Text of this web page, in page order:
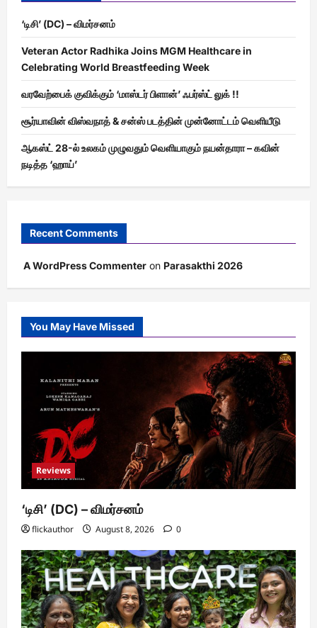
‘டிசி’ (DC) – விமர்சனம்
Veteran Actor Radhika Joins MGM Healthcare in
Celebrating World Breastfeeding Week
வரவேற்பைக் குவிக்கும் ‘மாஸ்டர் பிளான்’ ஃபர்ஸ்ட் லுக் !!
சூர்யாவின் விஸ்வநாத் & சன்ஸ் படத்தின் முன்னோட்டம் வெளியீடு
ஆகஸ்ட் 28-ல் உலகம் முழுவதும் வெளியாகும் நயன்தாரா – கவின்
நடித்த ‘ஹாய்’
Recent Comments
A WordPress Commenter on Parasakthi 2026
You May Have Missed
Reviews
‘டிசி’ (DC) – விமர்சனம்
flickauthor August 8, 2026 0